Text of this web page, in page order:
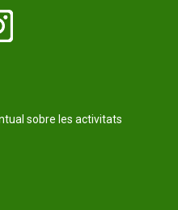
sobre les activitats